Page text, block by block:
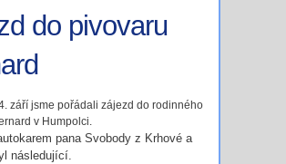
do pivovaru
září jsme pořádali zájezd do rodinného
v Humpolci.
pana Svobody z Krhové a
následující.